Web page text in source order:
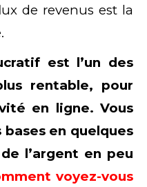
de revenus est la
est l’un des
rentable, pour
en ligne. Vous
en quelques
l’argent en peu
voyez-vous